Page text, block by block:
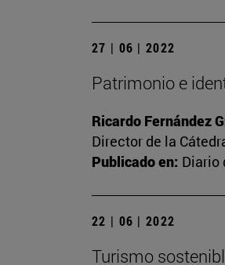
27 | 06 | 2022
Patrimonio e
Ricardo Fernández
Director de la
Publicado en: Diario
22 | 06 | 2022
Turismo